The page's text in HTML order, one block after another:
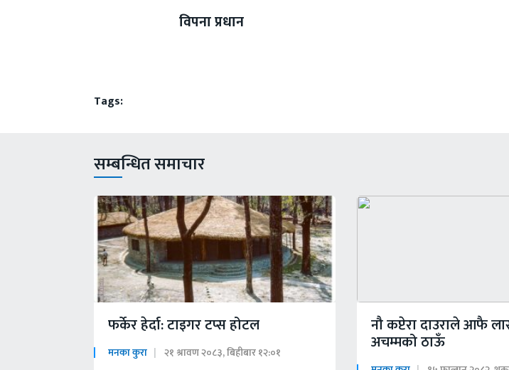
विपना प्रधान
Tags:
सम्बन्धित समाचार
फर्केर हेर्दा: टाइगर टप्स होटल
मनका कुरा २१ श्रावण २०८३, बिहीबार १२:०१
नौ कप्टेरा दाउराले आफै
अचम्मको ठाऊँ